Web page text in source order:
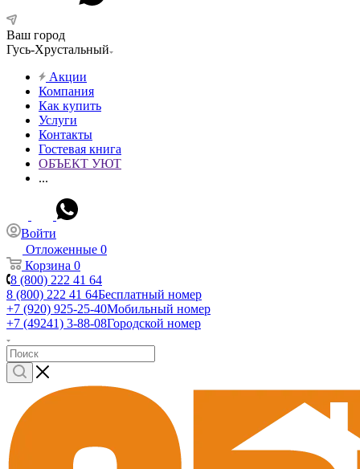
Ваш город
Гусь-Хрустальный
Акции
Компания
Как купить
Услуги
Контакты
Гостевая книга
ОБЪЕКТ УЮТ
...
Войти
Отложенные 0
Корзина 0
8 (800) 222 41 64
8 (800) 222 41 64Бесплатный номер
+7 (920) 925-25-40Мобильный номер
+7 (49241) 3-88-08Городской номер